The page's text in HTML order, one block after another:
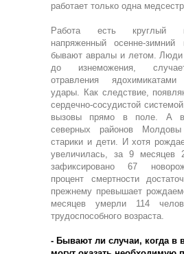
работает только одна
Работа есть круглый
напряженный осенне-
бывают авралы и летом. Люди
до изнеможения,
отравления
удары. Как следствие,
сердечно-сосудистой
вызовы прямо в поле. А
северных районов
старики и дети. И хотя
увеличилась, за 9 месяцев
зафиксировано 67
процент смертности
прежнему превышает
месяцев умерли 114
трудоспособного возраста.
- Бывают ли случаи, когда в